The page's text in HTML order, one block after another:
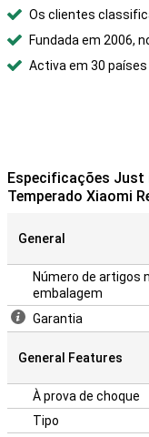
Os clientes
Fundada em 2006,
Activa em 30 países
Especificações Just
Temperado Xiaomi
General
Número de artigos
embalagem
Garantia
General Features
À prova de choque
Tipo